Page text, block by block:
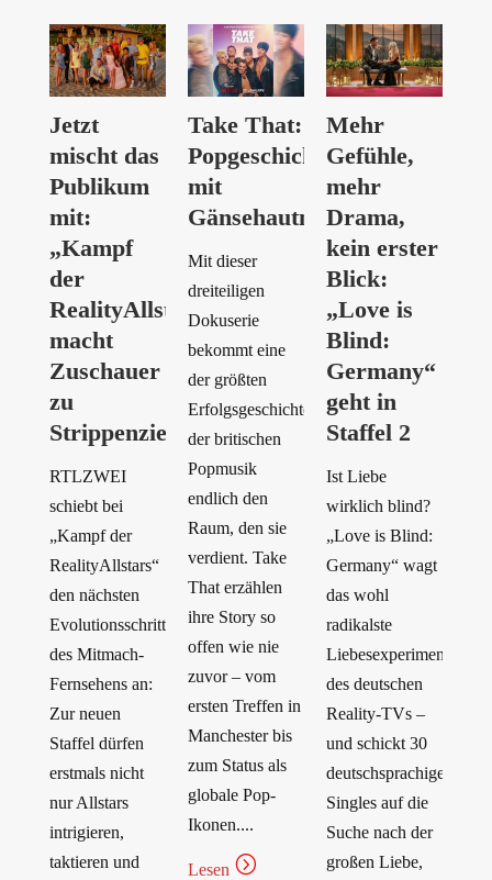
Jetzt
mischt das
Publikum
mit:
„Kampf
der
RealityAllstars“
macht
Zuschauer
zu
Strippenziehern
RTLZWEI
schiebt bei
„Kampf der
RealityAllstars“
den nächsten
Evolutionsschritt
des Mitmach-
Fernsehens an:
Zur neuen
Staffel dürfen
erstmals nicht
nur Allstars
intrigieren,
taktieren und
Take That:
Popgeschichte
mit
Gänsehautmomenten
Mit dieser
dreiteiligen
Dokuserie
bekommt eine
der größten
Erfolgsgeschichten
der britischen
Popmusik
endlich den
Raum, den sie
verdient. Take
That erzählen
ihre Story so
offen wie nie
zuvor – vom
ersten Treffen in
Manchester bis
zum Status als
globale Pop-
Ikonen....
Lesen =
Mehr
Gefühle,
mehr
Drama,
kein erster
Blick:
„Love is
Blind:
Germany“
geht in
Staffel 2
Ist Liebe
wirklich blind?
„Love is Blind:
Germany“ wagt
das wohl
radikalste
Liebesexperiment
des deutschen
Reality-TVs –
und schickt 30
deutschsprachige
Singles auf die
Suche nach der
großen Liebe,